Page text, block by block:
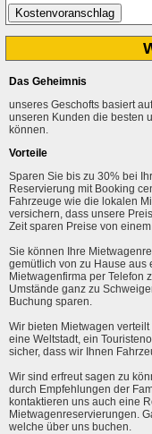
Das Geheimnis
unseres Geschofts basiert
unseren Kunden die besten
können.
Vorteile
Sparen Sie bis zu 30% bei
Reservierung mit Booking
Fahrzeuge wie die lokalen
versichern, dass unsere
Zeit sparen Preise von
Sie können Ihre
gemütlich von zu Hause aus
Mietwagenfirma per Telefon
Umstände ganz zu
Buchung sparen.
Wir bieten Mietwagen
eine Weltstadt, ein
sicher, dass wir Ihnen
Wir sind erfreut sagen zu
durch Empfehlungen der
kontaktieren uns auch eine
Mietwagenreservierungen.
welche über uns buchen.